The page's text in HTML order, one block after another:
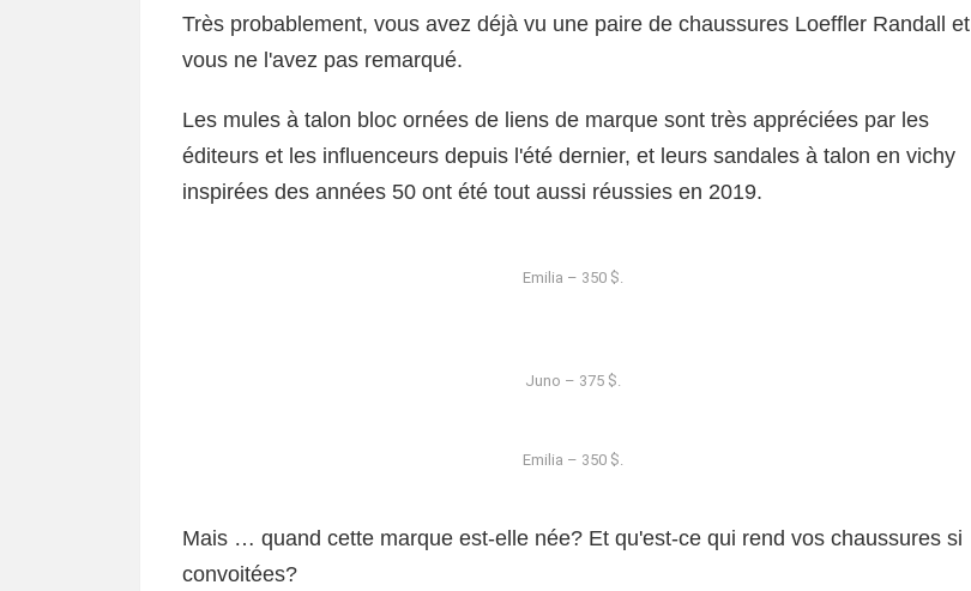
Très probablement, vous avez déjà vu une paire de chaussures Loeffler Randall et
vous ne l'avez pas remarqué.
Les mules à talon bloc ornées de liens de marque sont très appréciées par les
éditeurs et les influenceurs depuis l'été dernier, et leurs sandales à talon en vichy
inspirées des années 50 ont été tout aussi réussies en 2019.
Emilia – 350 $.
Juno – 375 $.
Emilia – 350 $.
Mais … quand cette marque est-elle née? Et qu'est-ce qui rend vos chaussures si
convoitées?